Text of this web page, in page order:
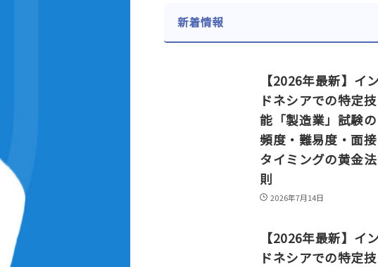
新着情報
【2026年最新】イ
ドネシアでの特定技
能「製造業」試験の
頻度・難易度・面接
タイミングの黄金法
則
2026年7月14日
【2026年最新】イ
ドネシアでの特定技